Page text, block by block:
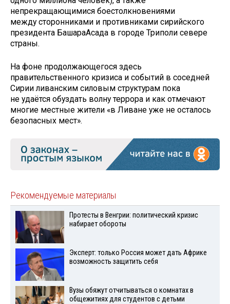
непрекращающимися боестолкновениями
между сторонниками и противниками сирийского
президента БашараАсада в городе Триполи севере
страны.
На фоне продолжающегося здесь
правительственного кризиса и событий в соседней
Сирии ливанским силовым структурам пока
не удаётся обуздать волну террора и как отмечают
многие местные жители «в Ливане уже не осталось
безопасных мест».
Рекомендуемые материалы
Протесты в Венгрии: политический кризис
набирает обороты
Эксперт: только Россия может дать Африке
возможность защитить себя
Вузы обяжут отчитываться о комнатах в
общежитиях для студентов с детьми